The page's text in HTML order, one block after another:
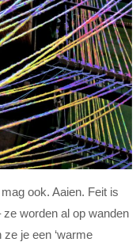
ook. Aaien. Feit is
worden al op wanden
je een ‘warme